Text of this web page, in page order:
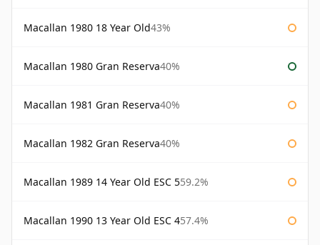
Macallan 1980 18 Year Old43%
Macallan 1980 Gran Reserva40%
Macallan 1981 Gran Reserva40%
Macallan 1982 Gran Reserva40%
Macallan 1989 14 Year Old ESC 559.2%
Macallan 1990 13 Year Old ESC 457.4%